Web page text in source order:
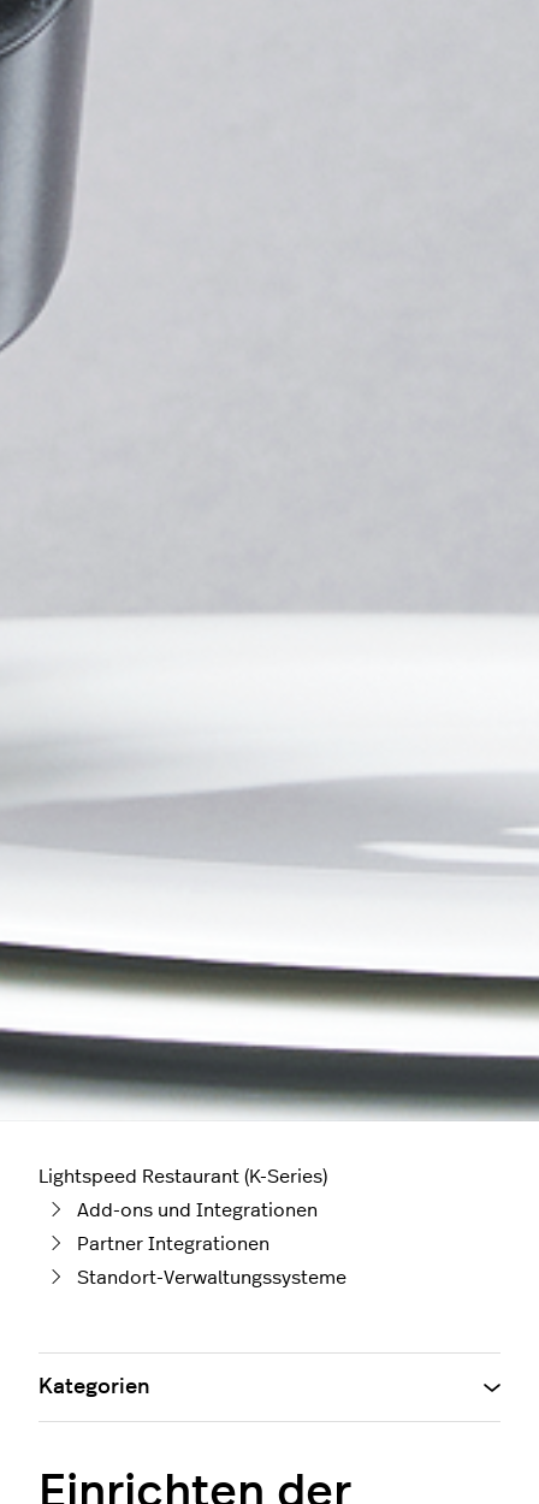
Lightspeed Restaurant (K-Series)
Add-ons und Integrationen
Partner Integrationen
Standort-Verwaltungssysteme
Einrichten der
Kategorien